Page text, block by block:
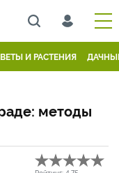
И РАСТЕНИЯ
методы